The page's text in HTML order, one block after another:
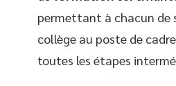
permettant à chacun de
collège au poste de
toutes les étapes